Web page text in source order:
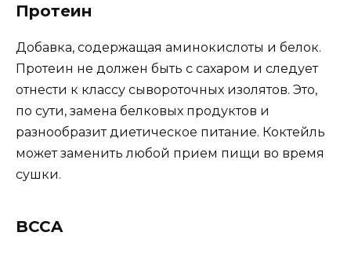
Протеин
Добавка, содержащая аминокислоты и белок.
Протеин не должен быть с сахаром и следует
отнести к классу сывороточных изолятов. Это,
по сути, замена белковых продуктов и
разнообразит диетическое питание. Коктейль
может заменить любой прием пищи во время
сушки.
BCCA